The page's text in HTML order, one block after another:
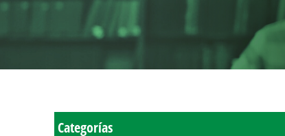
Categorías